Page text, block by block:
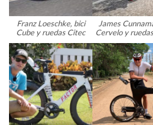
Franz Loeschke, bici
Cube y ruedas Citec
James
Cervelo y